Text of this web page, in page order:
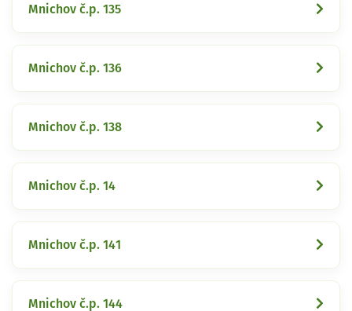
Mnichov č.p. 135
Mnichov č.p. 136
Mnichov č.p. 138
Mnichov č.p. 14
Mnichov č.p. 141
Mnichov č.p. 144